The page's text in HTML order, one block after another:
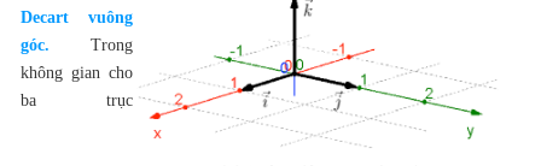
Decart vuông
góc. Trong
không gian cho
ba trục